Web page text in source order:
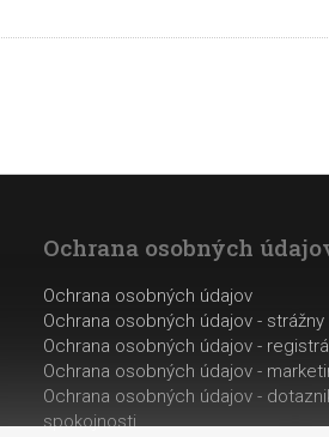
Ochrana osobných
Ochrana osobných údajov
Ochrana osobných údajov -
Ochrana osobných údajov -
Ochrana osobných údajov -
Ochrana osobných údajov -
spokojnosti